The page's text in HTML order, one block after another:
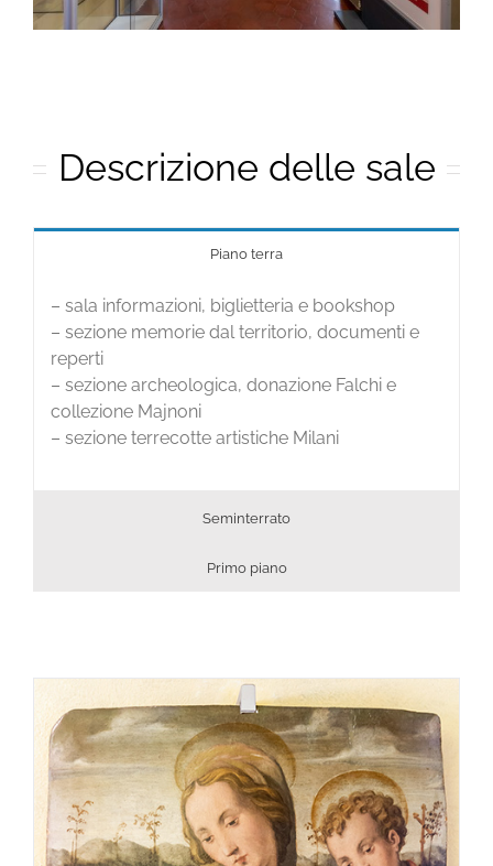
Descrizione delle sale
Piano terra
– sala informazioni, biglietteria e bookshop
– sezione memorie dal territorio, documenti e
reperti
– sezione archeologica, donazione Falchi e
collezione Majnoni
– sezione terrecotte artistiche Milani
Seminterrato
Primo piano